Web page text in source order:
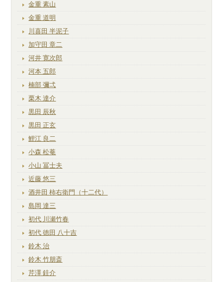
金重 素山
金重 道明
川喜田 半泥子
加守田 章二
河井 寛次郎
河本 五郎
楠部 彌弌
栗木 達介
黒田 辰秋
黒田 正玄
鯉江 良二
小森 松菴
小山 冨士夫
近藤 悠三
酒井田 柿右衛門（十二代）
島岡 達三
初代 川瀬竹春
初代 徳田 八十吉
鈴木 治
鈴木 竹朋斎
芹澤 銈介